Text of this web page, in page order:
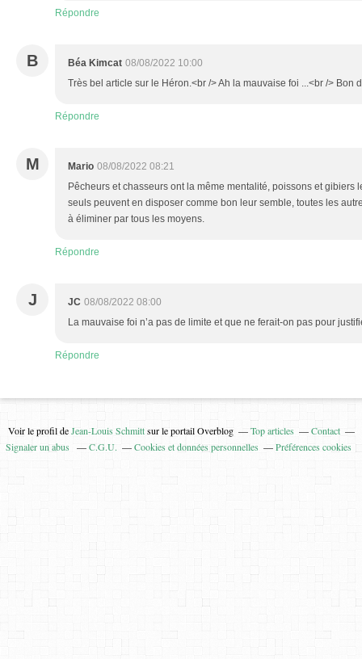
Répondre
B Béa Kimcat 08/08/2022 10:00
Très bel article sur le Héron.<br /> Ah la mauvaise foi ...<br /> Bon
Répondre
M Mario 08/08/2022 08:21
Pêcheurs et chasseurs ont la même mentalité, poissons et gibiers
seuls peuvent en disposer comme bon leur semble, toutes les
à éliminer par tous les moyens.
Répondre
J JC 08/08/2022 08:00
La mauvaise foi n’a pas de limite et que ne ferait-on pas pour
Répondre
Voir le profil deJean-Louis Schmittsur le portail Overblog Top articles
Contact
Signaler un abus
C.G.U. Cookies et données personnelles Préférences cookies